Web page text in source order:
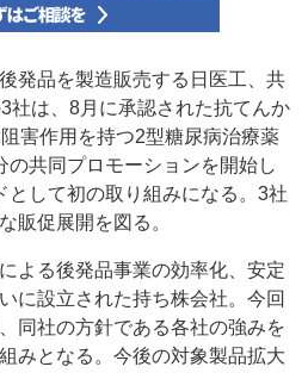
発品を製造販売する日医工、共
社は、8月に承認された抗てんか
害作用を持つ2型糖尿病治療薬
の共同プロモーションを開始し
として初の取り組みになる。3社
販促展開を図る。
よる後発品事業の効率化、安定
に設立された持ち株会社。今回
同社の方針である各社の強みを
みとなる。今後の対象製品拡大